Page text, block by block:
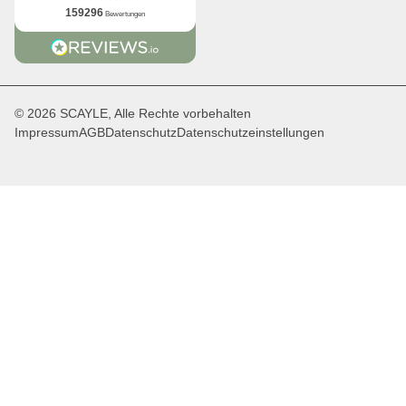
159296 Bewertungen
© 2026 SCAYLE, Alle Rechte vorbehalten
ImpressumAGBDatenschutzDatenschutzeinstellungen